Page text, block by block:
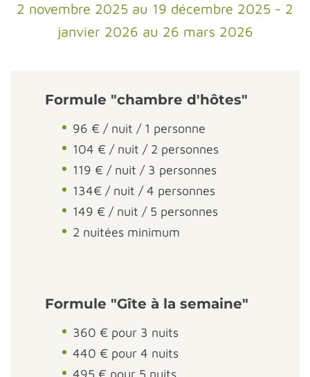
2 novembre 2025 au 19 décembre 2025 - 2
janvier 2026 au 26 mars 2026
Formule "chambre d'hôtes"
96 € / nuit / 1 personne
104 € / nuit / 2 personnes
119 € / nuit / 3 personnes
134€ / nuit / 4 personnes
149 € / nuit / 5 personnes
2 nuitées minimum
Formule "Gîte à la semaine"
360 € pour 3 nuits
440 € pour 4 nuits
495 € pour 5 nuits